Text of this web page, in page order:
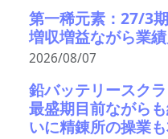
第一稀元素：27/3
増収増益ながら業
2026/08/07
鉛バッテリースク
最盛期目前ながら
いに精錬所の操業